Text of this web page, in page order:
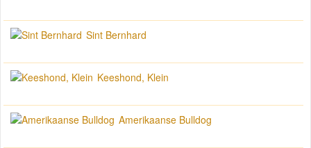
Sint Bernhard
Keeshond, Klein
Amerikaanse Bulldog